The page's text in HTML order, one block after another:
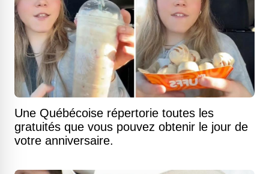
Une Québécoise répertorie toutes les
gratuités que vous pouvez obtenir le jour de
votre anniversaire.